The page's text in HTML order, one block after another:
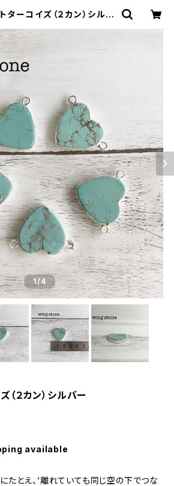
ターコイズ（２カン）シルバ
1/4
（２カン）シルバー
available
たとえ、‘離れていても同じ空の下でつな